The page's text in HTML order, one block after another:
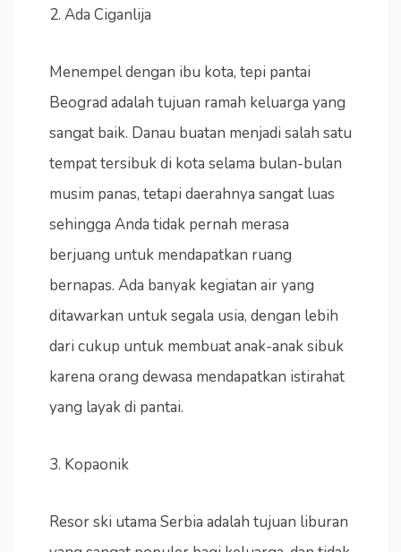
2. Ada Ciganlija
Menempel dengan ibu kota, tepi pantai
Beograd adalah tujuan ramah keluarga yang
sangat baik. Danau buatan menjadi salah satu
tempat tersibuk di kota selama bulan-bulan
musim panas, tetapi daerahnya sangat luas
sehingga Anda tidak pernah merasa
berjuang untuk mendapatkan ruang
bernapas. Ada banyak kegiatan air yang
ditawarkan untuk segala usia, dengan lebih
dari cukup untuk membuat anak-anak sibuk
karena orang dewasa mendapatkan istirahat
yang layak di pantai.
3. Kopaonik
Resor ski utama Serbia adalah tujuan liburan